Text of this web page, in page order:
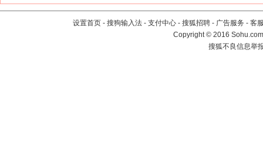
设置首页 - 搜狗输入法 - 支付中心 - 搜狐招聘 - 广告服务 - 客
Copyright©2016
搜狐不良信息举